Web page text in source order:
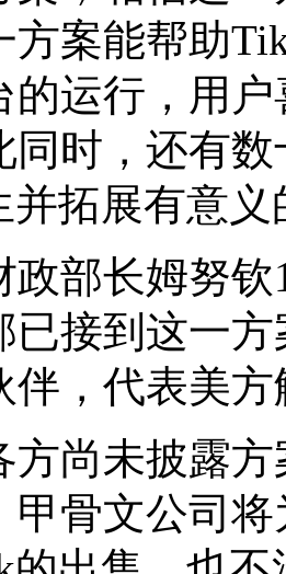
方案能帮助
的运行，用
同时，还有
并拓展有意义
长姆努钦
已接到这一
伴，代表美
未披露方
甲骨文公司